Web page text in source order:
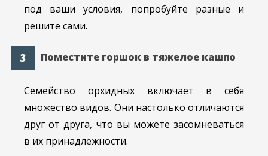
под ваши условия, попробуйте разные и
решите сами.
Поместите горшок в тяжелое кашпо
Семейство орхидных включает в себя
множество видов. Они настолько отличаются
друг от друга, что вы можете засомневаться
в их принадлежности.